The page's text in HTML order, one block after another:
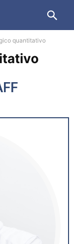
quantitativo